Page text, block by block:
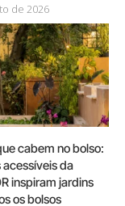
de 2026
cabem no bolso:
da
inspiram jardins
os bolsos